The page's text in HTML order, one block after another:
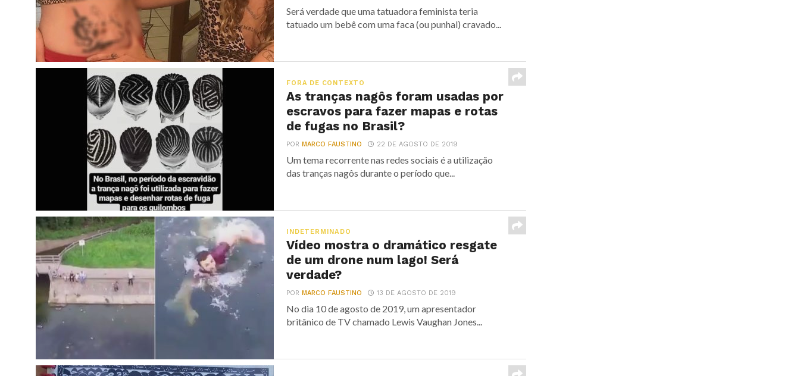
Será verdade que uma tatuadora feminista teria
tatuado um bebê com uma faca (ou punhal) cravado...
FORA DE CONTEXTO
As tranças nagôs foram usadas por
escravos para fazer mapas e rotas
de fugas no Brasil?
PORMARCO FAUSTINO 22 DE AGOSTO DE 2019
Um tema recorrente nas redes sociais é a utilização
das tranças nagôs durante o período que...
INDETERMINADO
Vídeo mostra o dramático resgate
de um drone num lago! Será
verdade?
PORMARCO FAUSTINO 13 DE AGOSTO DE 2019
No dia 10 de agosto de 2019, um apresentador
britânico de TV chamado Lewis Vaughan Jones...